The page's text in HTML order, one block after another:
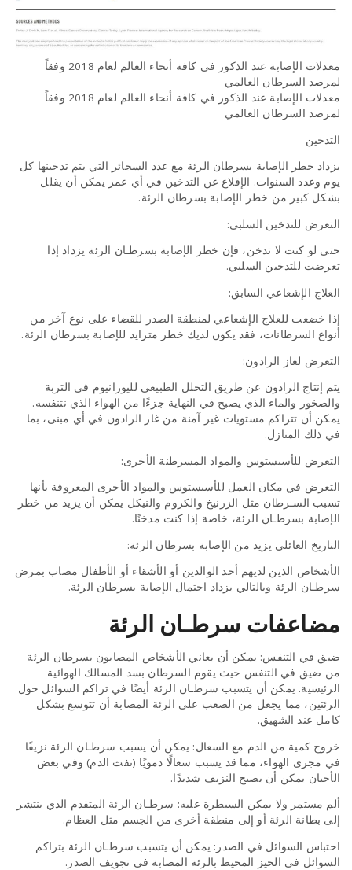
معدلات الإصابة عند الذكور في كافة أنحاء العالم لعام 2018 وفقاً
لمرصد السرطان العالمي
معدلات الإصابة عند الذكور في كافة أنحاء العالم لعام 2018 وفقاً
لمرصد السرطان العالمي
التدخين
يزداد خطر الإصابة بسرطان الرئة مع عدد السجائر التي يتم تدخينها كل
يوم وعدد السنوات. الإقلاع عن التدخين في أي عمر يمكن أن يقلل
بشكل كبير من خطر الإصابة بسرطان الرئة.
التعرض للتدخين السلبي:
حتى لو كنت لا تدخن، فإن خطر الإصابة بسرطـان الرئة يزداد إذا
تعرضت للتدخين السلبي.
العلاج الإشعاعي السابق:
إذا خضعت للعلاج الإشعاعي لمنطقة الصدر للقضاء على نوع آخر من
أنواع السرطانات، فقد يكون لديك خطر متزايد للإصابة بسرطان الرئة.
التعرض لغاز الرادون:
يتم إنتاج الرادون عن طريق التحلل الطبيعي لليورانيوم في التربة
والصخور والماء الذي يصبح في النهاية جزءًا من الهواء الذي نتنفسه.
يمكن أن تتراكم مستويات غير آمنة من غاز الرادون في أي مبنى، بما
في ذلك المنازل.
التعرض للأسبستوس والمواد المسرطنة الأخرى:
التعرض في مكان العمل للأسبستوس والمواد الأخرى المعروفة بأنها
تسبب السـرطان مثل الزرنيخ والكروم والنيكل يمكن أن يزيد من خطر
الإصابة بسرطـان الرئة، خاصة إذا كنت مدخنًا.
التاريخ العائلي يزيد من الإصابة بسرطان الرئة:
الأشخاص الذين لديهم أحد الوالدين أو الأشقاء أو الأطفال مصاب بمرض
سرطـان الرئة وبالتالي يزداد احتمال الإصابة بسرطان الرئة.
مضاعفات سرطـان الرئة
ضيق في التنفس: يمكن أن يعاني الأشخاص المصابون بسرطان الرئة
من ضيق في التنفس حيث يقوم السرطان بسد المسالك الهوائية
الرئيسية. يمكن أن يتسبب سرطـان الرئة أيضًا في تراكم السوائل حول
الرئتين، مما يجعل من الصعب على الرئة المصابة أن تتوسع بشكل
كامل عند الشهيق.
خروج كمية من الدم مع السعال: يمكن أن يسبب سرطـان الرئة نزيفًا
في مجرى الهواء، مما قد يسبب سعالًا دمويًا (نفث الدم) وفي بعض
الأحيان يمكن أن يصبح النزيف شديدًا.
ألم مستمر ولا يمكن السيطرة عليه: سرطـان الرئة المتقدم الذي ينتشر
إلى بطانة الرئة أو إلى منطقة أخرى من الجسم مثل العظام.
احتباس السوائل في الصدر: يمكن أن يتسبب سرطـان الرئة بتراكم
السوائل في الحيز المحيط بالرئة المصابة في تجويف الصدر.